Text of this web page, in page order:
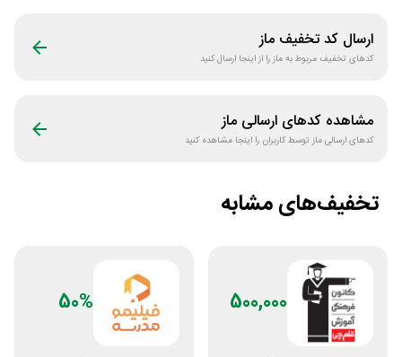
ارسال کد تخفیف ماز
کدهای تخفیف مربوط بهمازرا از اینجا ارسال کنید
مشاهده کدهای ارسالی ماز
کدهای ارسالیماز توسط کاربران را اینجا مشاهده کنید
تخفیف‌های مشابه
500,000
50%